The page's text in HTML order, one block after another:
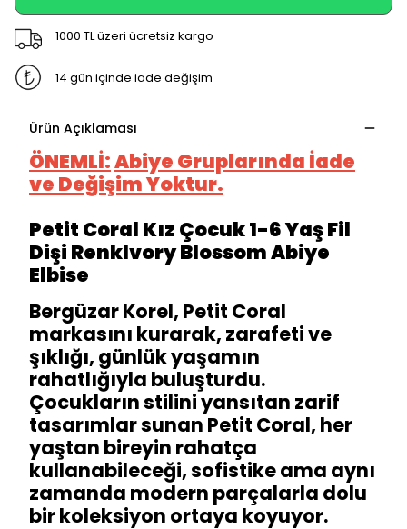
1000 TL üzeri ücretsiz kargo
14 gün içinde iade değişim
Ürün Açıklaması
ÖNEMLİ:Abiye Gruplarında İade
ve Değişim Yoktur.
Petit Coral Kız Çocuk 1-6 Yaş Fil
Dişi RenkIvory Blossom Abiye
Elbise
Bergüzar Korel, Petit Coral
markasını kurarak, zarafeti ve
şıklığı, günlük yaşamın
rahatlığıyla buluşturdu.
Çocukların stilini yansıtan zarif
tasarımlar sunan Petit Coral, her
yaştan bireyin rahatça
kullanabileceği, sofistike ama aynı
zamanda modern parçalarla dolu
bir koleksiyon ortaya koyuyor.